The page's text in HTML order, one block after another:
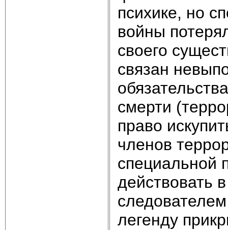
психике, но
войны
своего
связан
смерти
право
членов
специальной
действовать
легенду